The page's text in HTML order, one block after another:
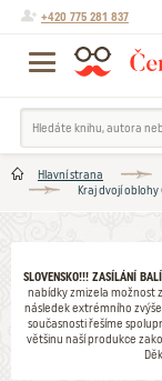
+420 775 281 837
Hlavní strana
Kraj dvojí oblohy
SLOVENSKO!!! ZASÍLÁNÍ
nabídky zmizela možnost
následek extrémního
současnosti řešíme
většinu naší produkce